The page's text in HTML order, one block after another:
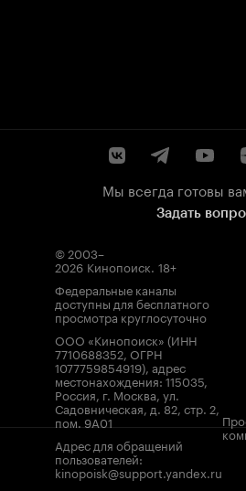
Мы всегда готовы
Задать
© 2003–
2026 Кинопоиск. 18+
Федеральные каналы
доступны для бесплатного
просмотра круглосуточно
ООО «Кинопоиск» (ИНН
7710688352, ОГРН
1077759854919), адрес
местонахождения: 115035,
Россия, г. Москва, ул.
Садовническая, д. 82, стр. 2,
пом. 9А01
Адрес для обращений
пользователей:
kinopoisk@support.yandex.ru